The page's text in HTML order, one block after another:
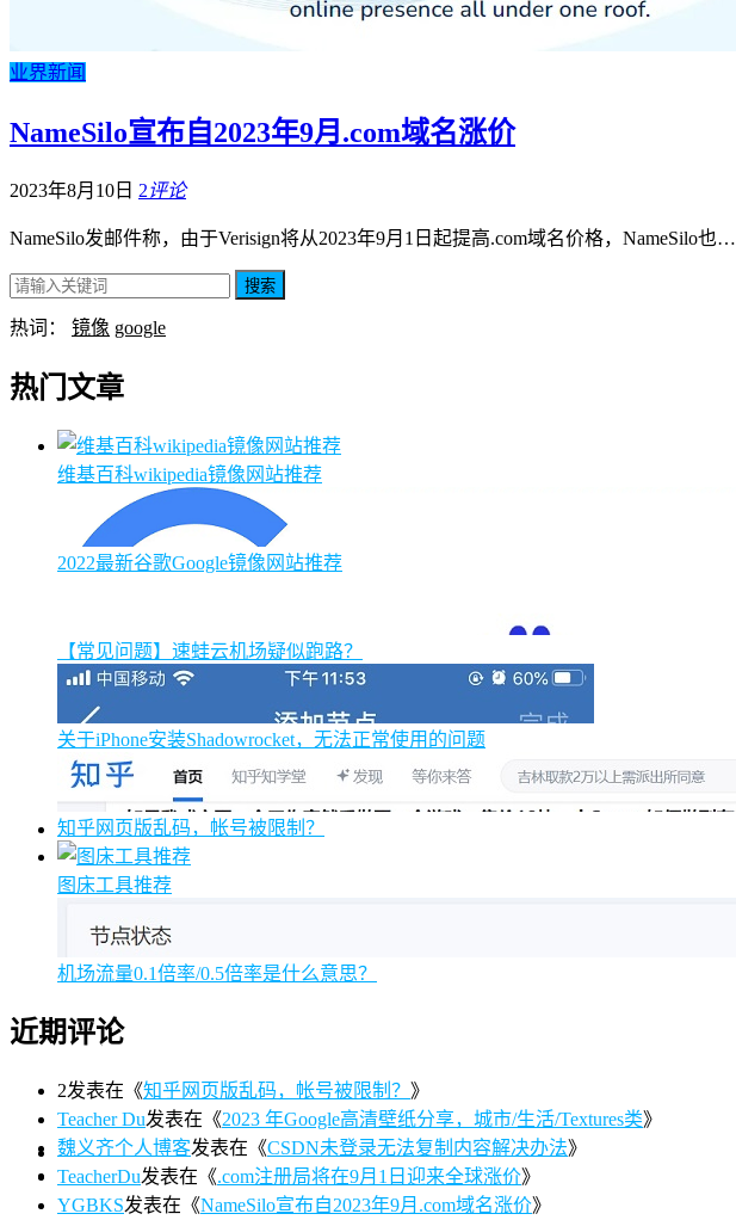
业界新闻
NameSilo宣布自2023年9月.com域名涨价
2023年8月10日 2评论
NameSilo发邮件称，由于Verisign将从2023年9月1日起提高.com域名价格，NameSilo也…
搜索
热词： 镜像 google
热门文章
维基百科wikipedia镜像网站推荐
2022最新谷歌Google镜像网站推荐
【常见问题】速蛙云机场疑似跑路？
关于iPhone安装Shadowrocket，无法正常使用的问题
知乎网页版乱码，帐号被限制？
图床工具推荐
机场流量0.1倍率/0.5倍率是什么意思？
近期评论
2发表在《知乎网页版乱码，帐号被限制？ 》
Teacher Du发表在《2023 年Google高清壁纸分享，城市/生活/Textures类》
魏义齐个人博客发表在《CSDN未登录无法复制内容解决办法》
TeacherDu发表在《.com注册局将在9月1日迎来全球涨价》
YGBKS发表在《NameSilo宣布自2023年9月.com域名涨价》